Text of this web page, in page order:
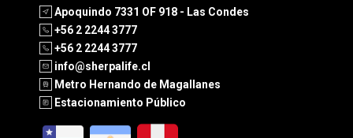
Apoquindo 7331 OF 918 - Las Condes
+56 2 2244 3777
+56 2 2244 3777
info@sherpalife.cl
Metro Hernando de Magallanes
Estacionamiento Público